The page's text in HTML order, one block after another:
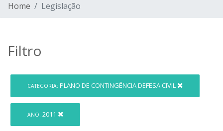
Home Legislação
Filtro
CATEGORIA: PLANO DE CONTINGÊNCIA DEFESA CIVIL
ANO: 2011